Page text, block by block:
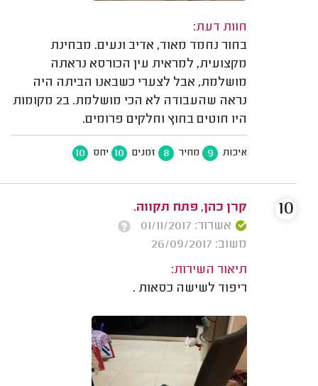
חוות דעת:
בחור נחמד מאוד, אדיב ונעים. מבחינת
מקצועית, למראית עין הכורסא נראתה
מושלמת, אבל לצערי כשבאנו הביתה היה
נראה שהעבודה לא הכי מושלמת. ב2 מקומות
היו חוטים בחוץ וחלקים פרומים.
איכות 9 מחיר 8 זמנים 10 יחס 10
קרן כהן, פתח תקווה.
אשרור: 01/11/2017
משוב: 26/09/2017
תיאור השירות:
ריפוד לשישה כסאות .
10